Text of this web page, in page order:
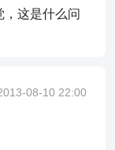
这是什么问
08-10 22:00